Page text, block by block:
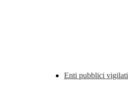
Enti pubblici vigilati